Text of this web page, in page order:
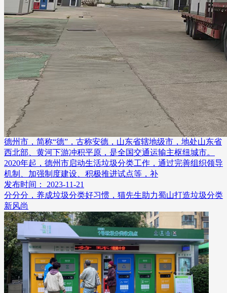
德州市，简称“德”，古称安德，山东省辖地级市，地处山东省
西北部、黄河下游冲积平原，是全国交通运输主枢纽城市。
2020年起，德州市启动生活垃圾分类工作，通过完善组织领导
机制、加强制度建设、积极推进试点等，补
发布时间： 2023-11-21
分分分，养成垃圾分类好习惯，猫先生助力蜀山打造垃圾分类
新风尚